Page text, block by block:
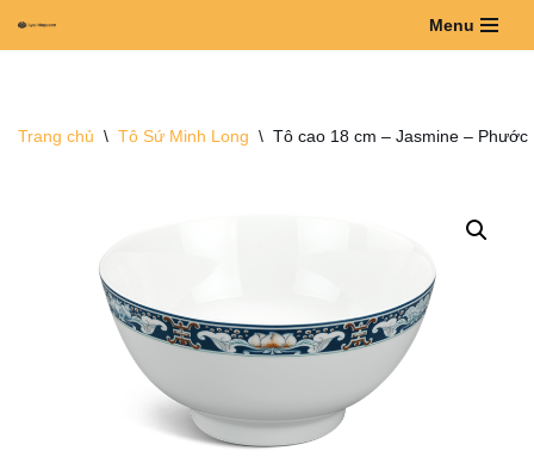
dung
Menu
Trang chủ \ Tô Sứ Minh Long \ Tô cao 18 cm – Jasmine –